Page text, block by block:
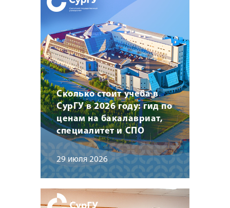
Сколько стоит учеба в
СурГУ в 2026 году: гид по
ценам на бакалавриат,
специалитет и СПО
29 июля 2026